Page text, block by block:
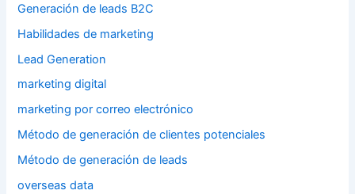
Generación de leads B2C
Habilidades de marketing
Lead Generation
marketing digital
marketing por correo electrónico
Método de generación de clientes potenciales
Método de generación de leads
overseas data